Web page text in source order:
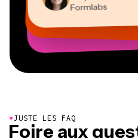
Formlabs
Vannesia
PDG de MOXIE
Grant Taleck
Cofondateur
Mitch
Freelance
●JUSTE LES FAQ
Foire aux